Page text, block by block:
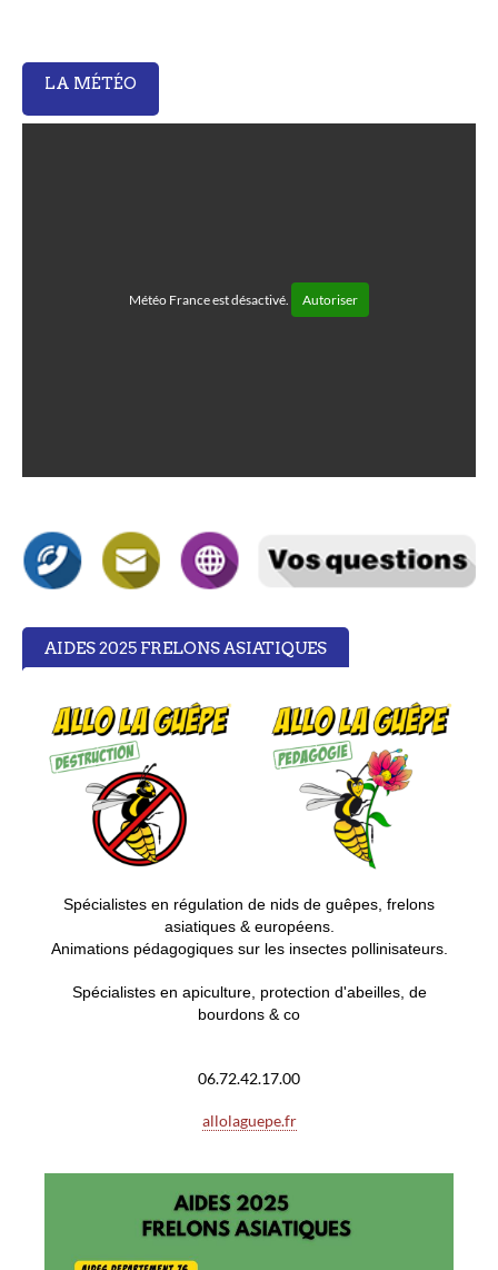
LA MÉTÉO
Météo France est désactivé. Autoriser
AIDES 2025 FRELONS ASIATIQUES
Spécialistes en régulation de nids de guêpes, frelons
asiatiques & européens.
Animations pédagogiques sur les insectes pollinisateurs.
Spécialistes en apiculture, protection d'abeilles, de
bourdons & co
06.72.42.17.00
allolaguepe.fr